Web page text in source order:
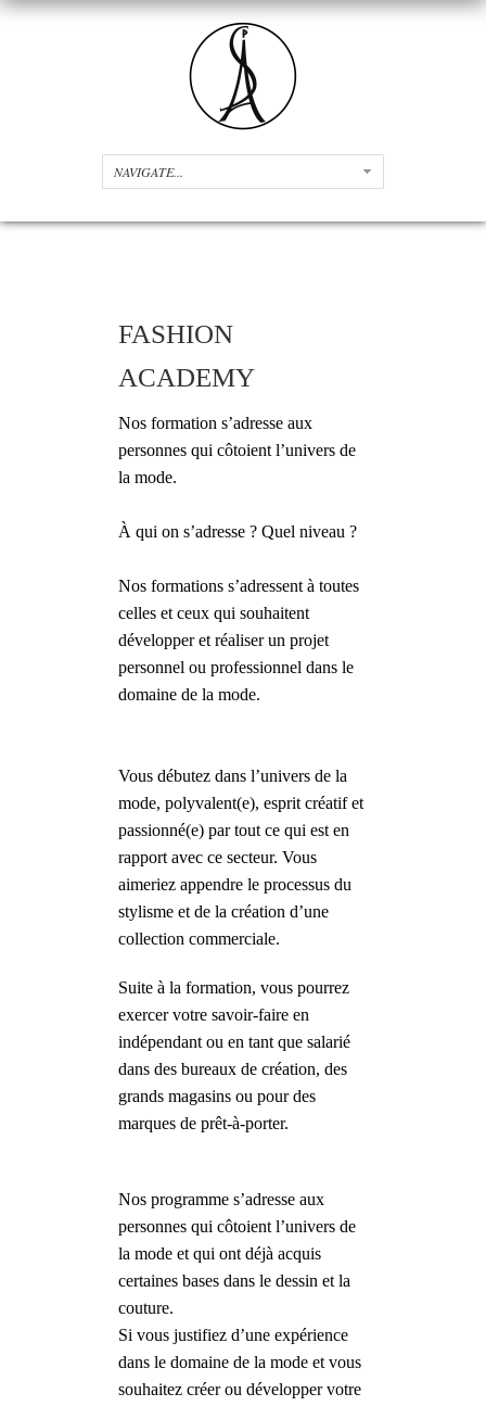
FASHION
ACADEMY
Nos formation s’adresse aux
personnes qui côtoient l’univers de
la mode.
À qui on s’adresse ? Quel niveau ?
Nos formations s’adressent à toutes
celles et ceux qui souhaitent
développer et réaliser un projet
personnel ou professionnel dans le
domaine de la mode.
Vous débutez dans l’univers de la
mode, polyvalent(e), esprit créatif et
passionné(e) par tout ce qui est en
rapport avec ce secteur. Vous
aimeriez appendre le processus du
stylisme et de la création d’une
collection commerciale.
Suite à la formation, vous pourrez
exercer votre savoir-faire en
indépendant ou en tant que salarié
dans des bureaux de création, des
grands magasins ou pour des
marques de prêt-à-porter.
Nos programme s’adresse aux
personnes qui côtoient l’univers de
la mode et qui ont déjà acquis
certaines bases dans le dessin et la
couture.
Si vous justifiez d’une expérience
dans le domaine de la mode et vous
souhaitez créer ou développer votre